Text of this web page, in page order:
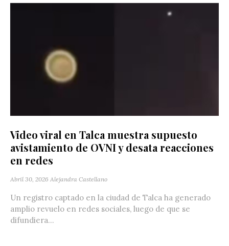
Video viral en Talca muestra supuesto
avistamiento de OVNI y desata reacciones
en redes
Abril 30, 2026 Alejandra Castellano
Un registro captado en la ciudad de Talca ha generado
amplio revuelo en redes sociales, luego de que se
difundiera...